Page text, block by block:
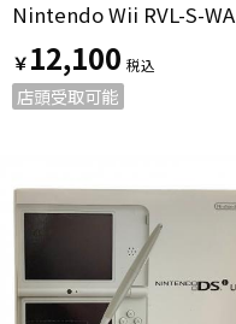
Nintendo Wii RVL-S-WA
￥12,100
店頭受取可能